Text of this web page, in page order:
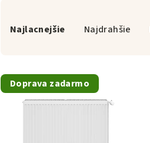
a
e
Najlacnejšie Najdrahšie
V
ý
Doprava zadarmo